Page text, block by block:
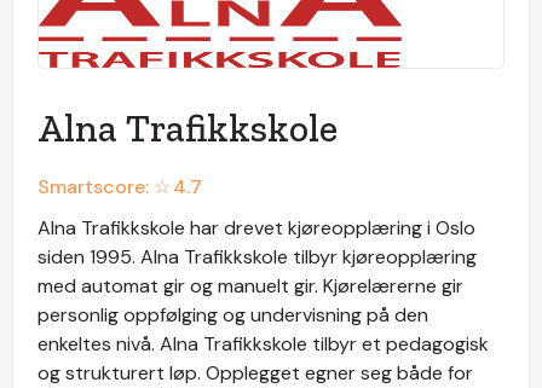
Alna Trafikkskole
Smartscore: ☆4.7
Alna Trafikkskole har drevet kjøreopplæring i Oslo
siden 1995. Alna Trafikkskole tilbyr kjøreopplæring
med automat gir og manuelt gir. Kjørelærerne gir
personlig oppfølging og undervisning på den
enkeltes nivå. Alna Trafikkskole tilbyr et pedagogisk
og strukturert løp. Opplegget egner seg både for